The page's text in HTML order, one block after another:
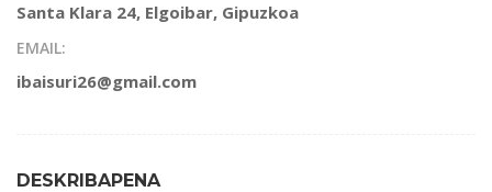
Santa Klara 24, Elgoibar, Gipuzkoa
EMAIL:
ibaisuri26@gmail.com
DESKRIBAPENA